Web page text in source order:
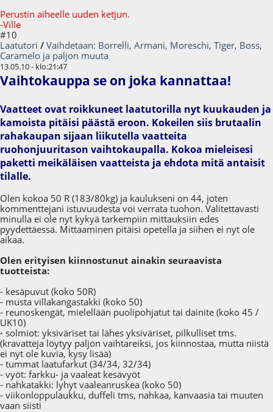
Perustin aiheelle uuden ketjun.
-Ville
#10
Laatutori / Vaihdetaan: Borrelli, Armani, Moreschi, Tiger, Boss,
Caramelo ja paljon muuta
13.05.10 - klo:21:47
Vaihtokauppa se on joka kannattaa!
Vaatteet ovat roikkuneet laatutorilla nyt kuukauden ja
kamoista pitäisi päästä eroon. Kokeilen siis brutaalin
rahakaupan sijaan liikutella vaatteita
ruohonjuuritason vaihtokaupalla. Kokoa mieleisesi
paketti meikäläisen vaatteista ja ehdota mitä antaisit
tilalle.
Olen kokoa 50 R (183/80kg) ja kaulukseni on 44, joten
kommenttejani istuvuudesta voi verrata tuohon. Valitettavasti
minulla ei ole nyt kykyä tarkempiin mittauksiin edes
pyydettäessä. Mittaaminen pitäisi opetella ja siihen ei nyt ole
aikaa.
Olen erityisen kiinnostunut ainakin seuraavista
tuotteista:
- kesäpuvut (koko 50R)
- musta villakangastakki (koko 50)
- reunoskengät, mielellään puolipohjatut tai dainite (koko 45 /
UK10)
- solmiot: yksiväriset tai lähes yksiväriset, pilkulliset tms.
(kravatteja löytyy paljon vaihtareiksi, jos kiinnostaa, mutta niistä
ei nyt ole kuvia, kysy lisää)
- tummat laatufarkut (34/34, 32/34)
- vyöt: farkku- ja vaaleat kesävyöt
- nahkatakki: lyhyt vaaleanruskea (koko 50)
- viikonloppulaukku, duffeli tms, nahkaa, kanvaasia tai muuten
vaan siisti